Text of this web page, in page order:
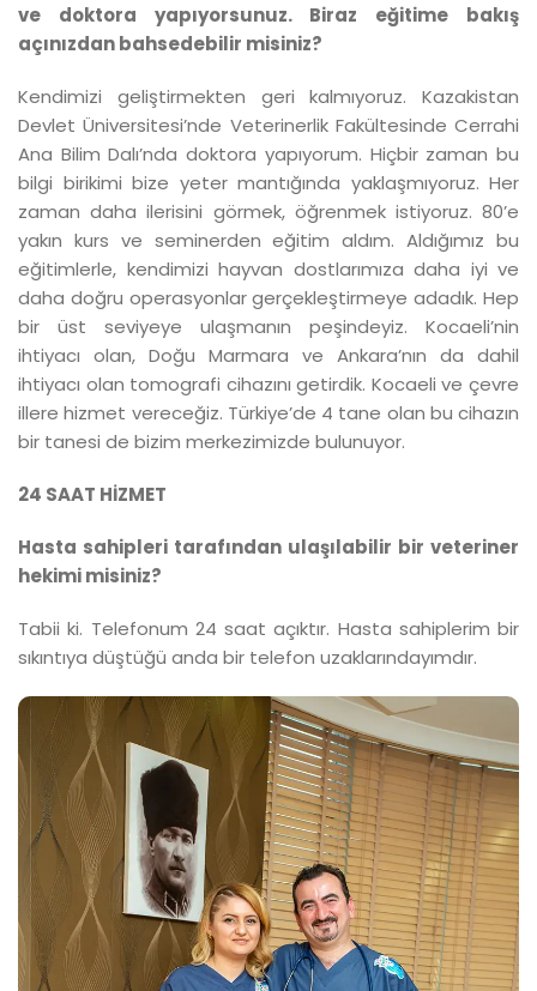
ve doktora yapıyorsunuz. Biraz eğitime bakış
açınızdan bahsedebilir misiniz?
Kendimizi geliştirmekten geri kalmıyoruz. Kazakistan
Devlet Üniversitesi’nde Veterinerlik Fakültesinde Cerrahi
Ana Bilim Dalı’nda doktora yapıyorum. Hiçbir zaman bu
bilgi birikimi bize yeter mantığında yaklaşmıyoruz. Her
zaman daha ilerisini görmek, öğrenmek istiyoruz. 80’e
yakın kurs ve seminerden eğitim aldım. Aldığımız bu
eğitimlerle, kendimizi hayvan dostlarımıza daha iyi ve
daha doğru operasyonlar gerçekleştirmeye adadık. Hep
bir üst seviyeye ulaşmanın peşindeyiz. Kocaeli’nin
ihtiyacı olan, Doğu Marmara ve Ankara’nın da dahil
ihtiyacı olan tomografi cihazını getirdik. Kocaeli ve çevre
illere hizmet vereceğiz. Türkiye’de 4 tane olan bu cihazın
bir tanesi de bizim merkezimizde bulunuyor.
24 SAAT HİZMET
Hasta sahipleri tarafından ulaşılabilir bir veteriner
hekimi misiniz?
Tabii ki. Telefonum 24 saat açıktır. Hasta sahiplerim bir
sıkıntıya düştüğü anda bir telefon uzaklarındayımdır.